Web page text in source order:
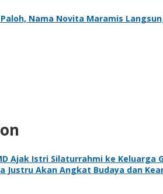
Nama Novita Maramis
Ajak Istri Silaturrahmi ke Keluarga
Justru Akan Angkat Budaya dan